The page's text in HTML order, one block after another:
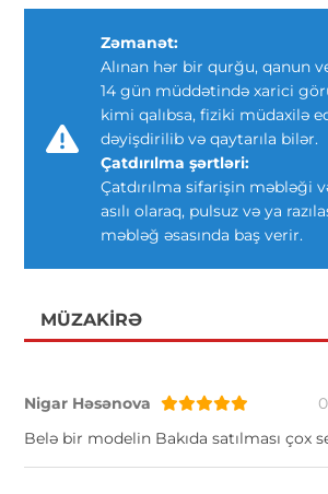
Zəmanət:
Alınan hər bir qurğu, qanun
14 gün müddətində xarici
kimi qalıbsa, fiziki müdaxilə
dəyişdirilib və qaytarıla bilər.
Çatdırılma şərtləri:
Çatdırılma sifarişin məbləği
asılı olaraq, pulsuz və ya
məbləğ əsasında baş verir.
MÜZAKIRƏ
Nigar Həsənova
Belə bir modelin Bakıda satılması çox